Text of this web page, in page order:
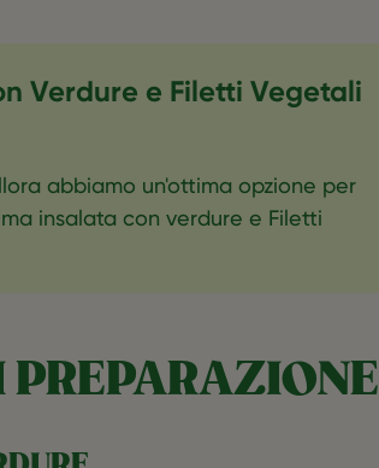
Verdure e Filetti Vegetali
abbiamo un'ottima opzione per
insalata con verdure e Filetti